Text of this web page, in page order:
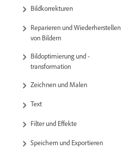
Bildkorrekturen
Reparieren und Wiederherstellen
von Bildern
Bildoptimierung und -
transformation
Zeichnen und Malen
Text
Filter und Effekte
Speichern und Exportieren